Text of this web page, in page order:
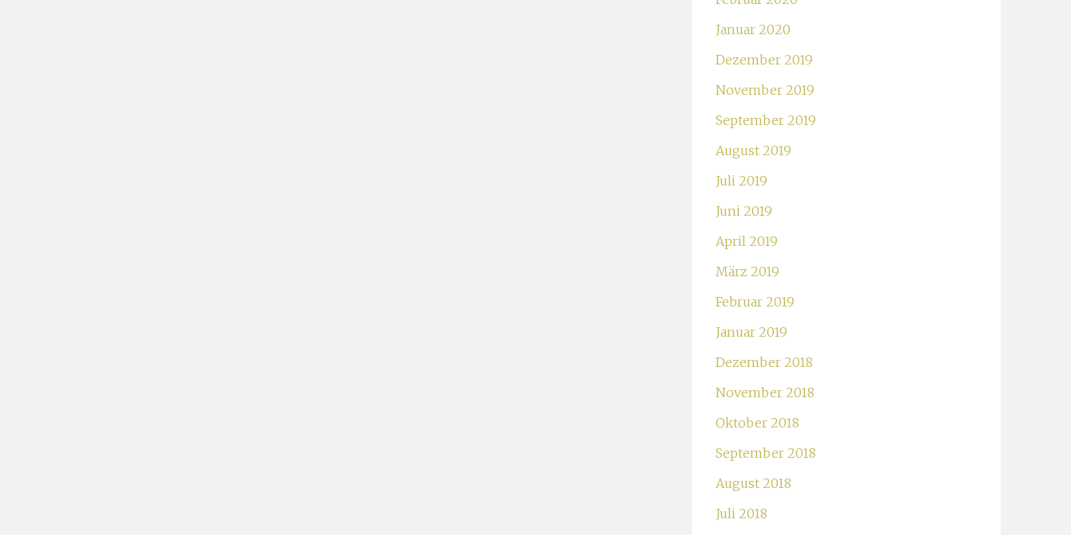
Januar 2020
Dezember 2019
November 2019
September 2019
August 2019
Juli 2019
Juni 2019
April 2019
März 2019
Februar 2019
Januar 2019
Dezember 2018
November 2018
Oktober 2018
September 2018
August 2018
Juli 2018